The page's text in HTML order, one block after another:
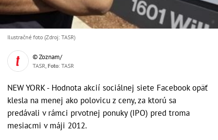
Ilustračné foto (Zdroj: TASR)
© Zoznam/
TASR, Foto: TASR
NEW YORK - Hodnota akcií sociálnej siete Facebook opäť
klesla na menej ako polovicu z ceny, za ktorú sa
predávali v rámci prvotnej ponuky (IPO) pred troma
mesiacmi v máji 2012.